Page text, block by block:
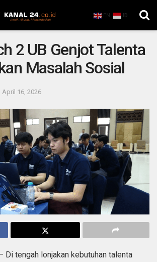
EN ID
2 UB Genjot Talenta
Masalah Sosial
April 16, 2026
Di tengah lonjakan kebutuhan talenta